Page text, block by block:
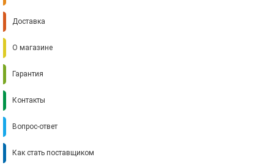
Доставка
О магазине
Гарантия
Контакты
Вопрос-ответ
Как стать поставщиком